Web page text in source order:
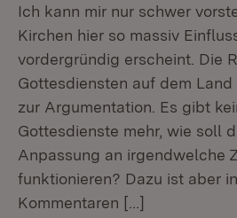
Ich kann mir nur schwer
Kirchen hier so massiv
vordergründig erscheint. Die
Gottesdiensten auf dem
zur Argumentation. Es gibt
Gottesdienste mehr, wie soll
Anpassung an irgendwelche
funktionieren? Dazu ist aber
Kommentaren […]